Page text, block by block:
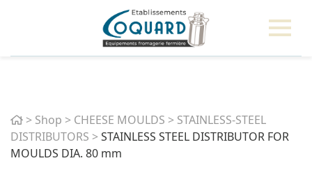
Home
> Shop > CHEESE MOULDS > STAINLESS-STEEL
DISTRIBUTORS >STAINLESS STEEL DISTRIBUTOR FOR
MOULDS DIA. 80 mm